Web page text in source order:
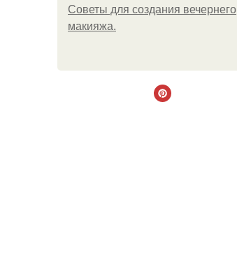
Советы для создания вечернего
макияжа.